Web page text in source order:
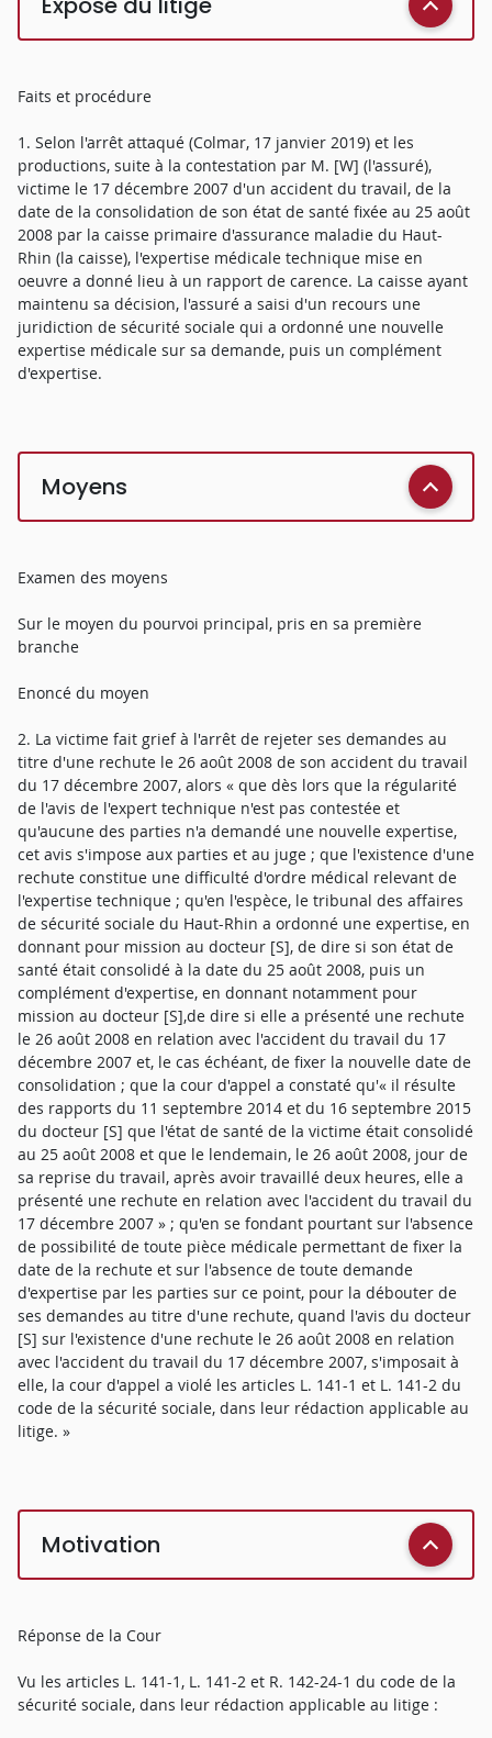
Faits et procédure
1. Selon l'arrêt attaqué (Colmar, 17 janvier 2019) et les
productions, suite à la contestation par M. [W] (l'assuré),
victime le 17 décembre 2007 d'un accident du travail, de la
date de la consolidation de son état de santé fixée au 25 août
2008 par la caisse primaire d'assurance maladie du Haut-
Rhin (la caisse), l'expertise médicale technique mise en
oeuvre a donné lieu à un rapport de carence. La caisse ayant
maintenu sa décision, l'assuré a saisi d'un recours une
juridiction de sécurité sociale qui a ordonné une nouvelle
expertise médicale sur sa demande, puis un complément
d'expertise.
Moyens
Examen des moyens
Sur le moyen du pourvoi principal, pris en sa première
branche
Enoncé du moyen
2. La victime fait grief à l'arrêt de rejeter ses demandes au
titre d'une rechute le 26 août 2008 de son accident du travail
du 17 décembre 2007, alors « que dès lors que la régularité
de l'avis de l'expert technique n'est pas contestée et
qu'aucune des parties n'a demandé une nouvelle expertise,
cet avis s'impose aux parties et au juge ; que l'existence d'une
rechute constitue une difficulté d'ordre médical relevant de
l'expertise technique ; qu'en l'espèce, le tribunal des affaires
de sécurité sociale du Haut-Rhin a ordonné une expertise, en
donnant pour mission au docteur [S], de dire si son état de
santé était consolidé à la date du 25 août 2008, puis un
complément d'expertise, en donnant notamment pour
mission au docteur [S],de dire si elle a présenté une rechute
le 26 août 2008 en relation avec l'accident du travail du 17
décembre 2007 et, le cas échéant, de fixer la nouvelle date de
consolidation ; que la cour d'appel a constaté qu'« il résulte
des rapports du 11 septembre 2014 et du 16 septembre 2015
du docteur [S] que l'état de santé de la victime était consolidé
au 25 août 2008 et que le lendemain, le 26 août 2008, jour de
sa reprise du travail, après avoir travaillé deux heures, elle a
présenté une rechute en relation avec l'accident du travail du
17 décembre 2007 » ; qu'en se fondant pourtant sur l'absence
de possibilité de toute pièce médicale permettant de fixer la
date de la rechute et sur l'absence de toute demande
d'expertise par les parties sur ce point, pour la débouter de
ses demandes au titre d'une rechute, quand l'avis du docteur
[S] sur l'existence d'une rechute le 26 août 2008 en relation
avec l'accident du travail du 17 décembre 2007, s'imposait à
elle, la cour d'appel a violé les articles L. 141-1 et L. 141-2 du
code de la sécurité sociale, dans leur rédaction applicable au
litige. »
Motivation
Réponse de la Cour
Vu les articles L. 141-1, L. 141-2 et R. 142-24-1 du code de la
sécurité sociale, dans leur rédaction applicable au litige :